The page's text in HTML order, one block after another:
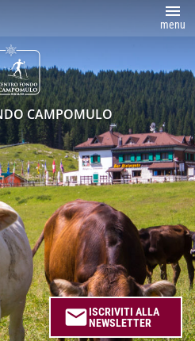
menu
CAMPOMULO
emailISCRIVITI ALLA
NEWSLETTER